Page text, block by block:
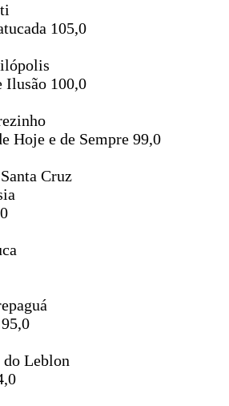
105,0
Ilusão 100,0
Hoje e de Sempre 99,0
Cruz
do Leblon